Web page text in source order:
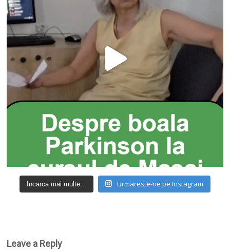
Incarca mai multe... Urmareste-ne pe Instagram
Leave a Reply